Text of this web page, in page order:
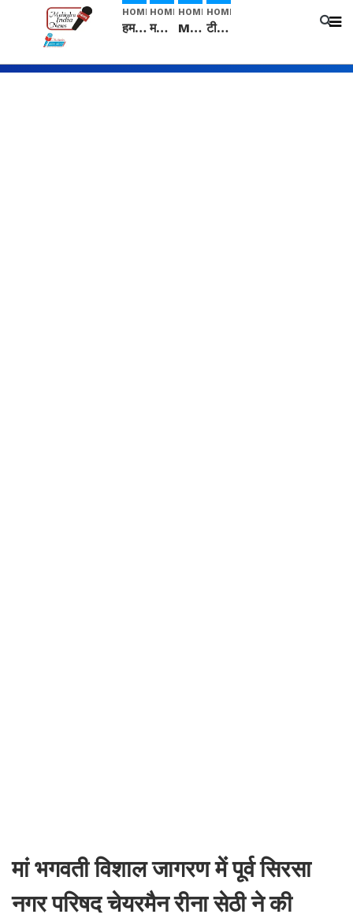
HOME
हम सनातनी..." सांसद kangana Ranaut से क्या बोली लड़की? Viral Jantar-Mantar | CJP protest
HOME
मनीषा हत्याकांड: हत्या, आत्महत्या या कोई बड़ा राज? | Full Story | Josh Haryana
HOME
Mangalsutra: हिंदू धर्म में शादी के बाद मंगलसूत्र क्यों पहनती है महिलाएं, किसने शुरु की ये परंपरा
HOME
टीम बीकेई ने एग्रीकल्चर ग्रेड की यूरिया खाद गट्टों में बदलकर टेक्निकल ग्रेड में बेचने वालों पर करवाई कार्रवाई: लखविंदर सिंह औलख
मां भगवती विशाल जागरण में पूर्व सिरसा
नगर परिषद चेयरमैन रीना सेठी ने की